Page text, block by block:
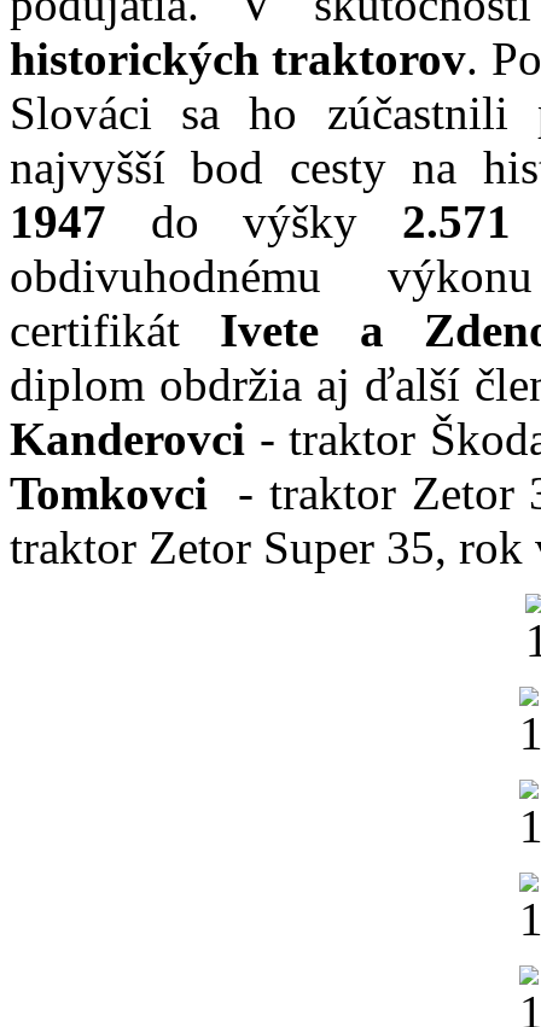
historických traktorov.
Slováci sa ho
najvyšší bod cesty na
1947 do výšky
obdivuhodnému
certifikát Ivete a
diplom obdržia aj ďalší
Kanderovci - traktor
Tomkovci - traktor Zetor
traktor Zetor Super 35,